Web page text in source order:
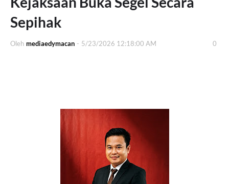
Sepihak
Oleh mediaedymacan - 5/23/2026 12:18:00 AM 0